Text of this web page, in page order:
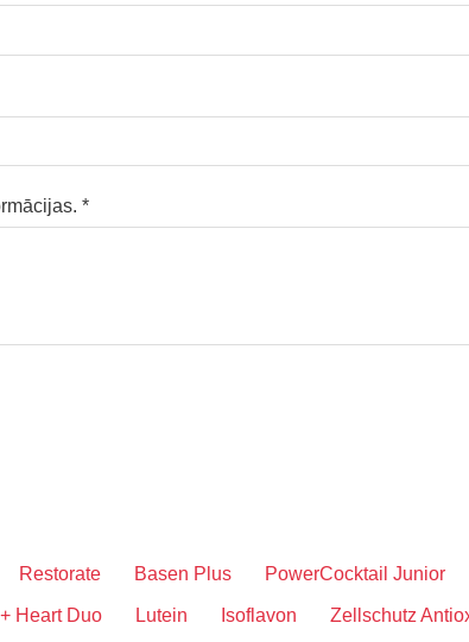
*
Restorate Basen Plus PowerCocktail Junior
Heart Duo Lutein Isoflavon Zellschutz